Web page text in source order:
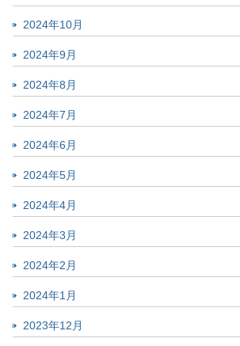
2024年10月
2024年9月
2024年8月
2024年7月
2024年6月
2024年5月
2024年4月
2024年3月
2024年2月
2024年1月
2023年12月